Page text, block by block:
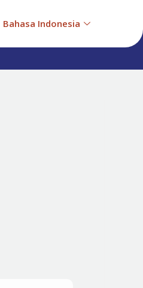
Bahasa Indonesia